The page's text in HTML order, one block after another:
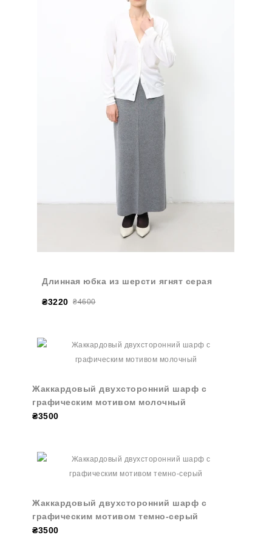
Длинная юбка из шерсти ягнят серая
₴3220 ₴4600
Жаккардовый двухсторонний шарф с
графическим мотивом молочный
₴3500
Жаккардовый двухсторонний шарф с
графическим мотивом темно-серый
₴3500